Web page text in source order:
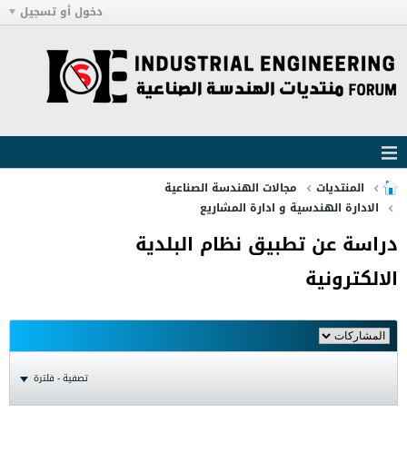
دخول أو تسجيل
المنتديات
مجالات الهندسة الصناعية
الادارة الهندسية و ادارة المشاريع
دراسة عن تطبيق نظام البلدية
الالكترونية
تصفية - فلترة